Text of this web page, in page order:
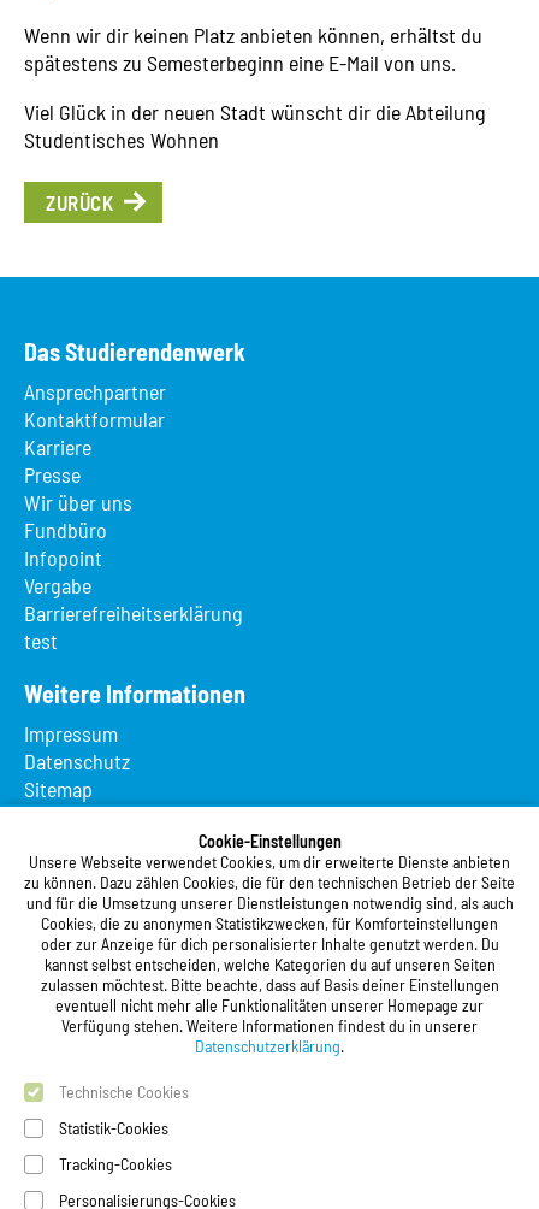
Cookie-Einstellungen
Unsere Webseite verwendet Cookies, um dir erweiterte Dienste anbieten
zu können. Dazu zählen Cookies, die für den technischen Betrieb der Seite
und für die Umsetzung unserer Dienstleistungen notwendig sind, als auch
Cookies, die zu anonymen Statistikzwecken, für Komforteinstellungen
oder zur Anzeige für dich personalisierter Inhalte genutzt werden. Du
kannst selbst entscheiden, welche Kategorien du auf unseren Seiten
zulassen möchtest. Bitte beachte, dass auf Basis deiner Einstellungen
eventuell nicht mehr alle Funktionalitäten unserer Homepage zur
Verfügung stehen. Weitere Informationen findest du in unserer
Datenschutzerklärung.
Technische Cookies
Statistik-Cookies
Tracking-Cookies
Personalisierungs-Cookies
Wenn wir dir keinen Platz anbieten können, erhältst du
spätestens zu Semesterbeginn eine E-Mail von uns.
Viel Glück in der neuen Stadt wünscht dir die Abteilung
Studentisches Wohnen
ZURÜCK
Das Studierendenwerk
Ansprechpartner
Kontaktformular
Karriere
Presse
Wir über uns
Fundbüro
Infopoint
Vergabe
Barrierefreiheitserklärung
test
Weitere Informationen
Impressum
Datenschutz
Sitemap
Registrierung
Studierendenwerk Vorderpfalz
Studierendenwerk Vorderpfalz
Anstalt des öffentlichen Rechts
Xylanderstraße 17
76829 Landau in der Pfalz
Telefon:+49 6341 9179 0
Telefax: +49 6341 9179 16
E-Mail:
info@stw-vp.de